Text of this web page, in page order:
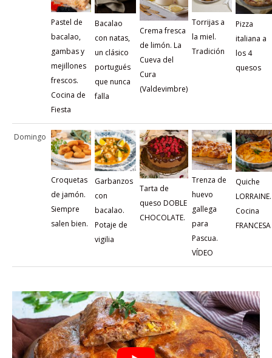
Pastel de
bacalao,
gambas y
mejillones
frescos.
Cocina de
Fiesta
Bacalao
con natas,
un clásico
portugués
que nunca
falla
Crema fresca
de limón. La
Cueva del
Cura
(Valdevimbre)
Torrijas a
la miel.
Tradición
Pizza
italiana a
los 4
quesos
Domingo
Croquetas
de jamón.
Siempre
salen bien.
Garbanzos
con
bacalao.
Potaje de
vigilia
Tarta de
queso DOBLE
CHOCOLATE.
Trenza de
huevo
gallega
para
Pascua.
VÍDEO
Quiche
LORRAINE.
Cocina
FRANCESA